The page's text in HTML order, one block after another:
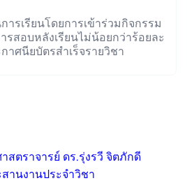
รเรียนโดยการเข้าร่วมกิจกรรม
สอบหลังเรียนไม่น้อยกว่าร้อยละ
าศนียบัตรสำเร็จรายวิชา
สตราจารย์ ดร.รุ่งรวี จิตภักดี
สานงานประจำวิชา